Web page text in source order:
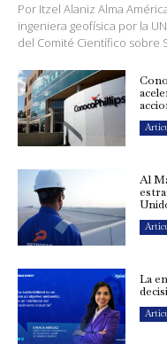
Por Itzel Alaniz Alma
ingeniera geofísica por la
del Comité Científico sobre
Al
La